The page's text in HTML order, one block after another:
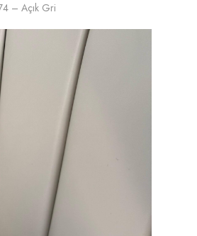
– Açık Gri